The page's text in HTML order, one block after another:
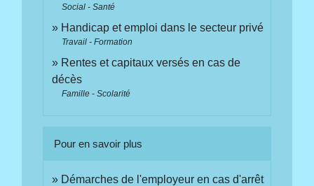
Social - Santé
Handicap et emploi dans le secteur privé
Travail - Formation
Rentes et capitaux versés en cas de
décès
Famille - Scolarité
Pour en savoir plus
Démarches de l'employeur en cas d'arrêt